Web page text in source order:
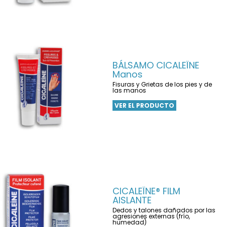
BÁLSAMO CICALEÏNE
Manos
Fisuras y Grietas de los pies y de
las manos
VER EL PRODUCTO
CICALEÏNE® FILM
AISLANTE
Dedos y talones dañados por las
agresiones externas (frío,
humedad)